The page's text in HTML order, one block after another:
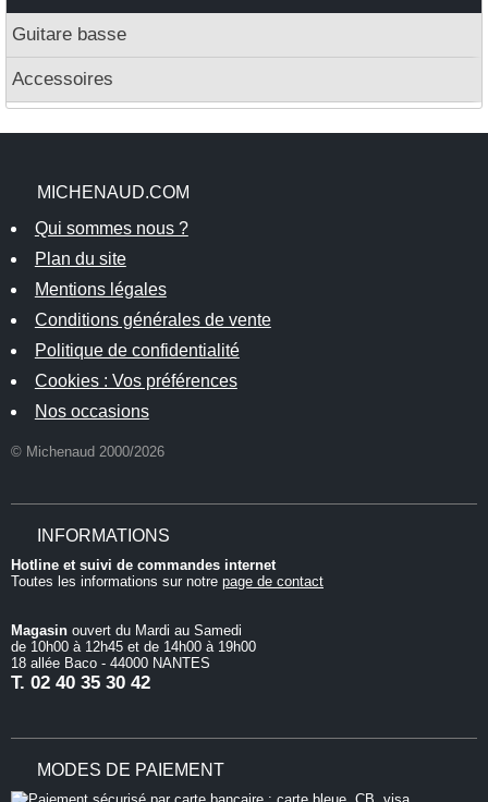
Guitare basse
Accessoires
MICHENAUD.COM
Qui sommes nous ?
Plan du site
Mentions légales
Conditions générales de vente
Politique de confidentialité
Cookies : Vos préférences
Nos occasions
© Michenaud 2000/2026
INFORMATIONS
Hotline et suivi de commandes internet
Toutes les informations sur notre page de contact
Magasin ouvert du Mardi au Samedi
de 10h00 à 12h45 et de 14h00 à 19h00
18 allée Baco - 44000 NANTES
T. 02 40 35 30 42
MODES DE PAIEMENT